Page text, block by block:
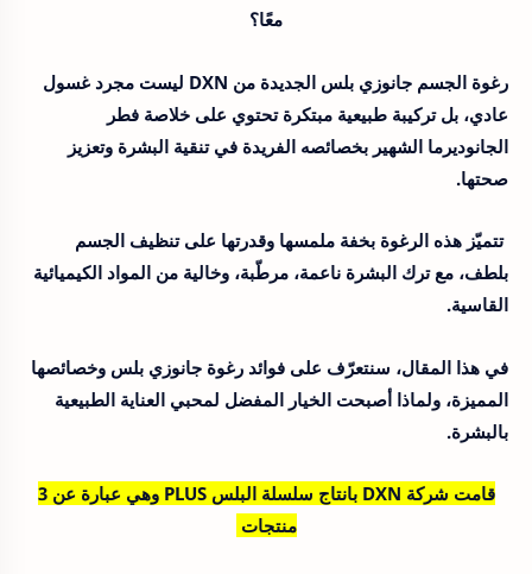
معًا؟
رغوة الجسم جانوزي بلس الجديدة من DXN ليست مجرد غسول
عادي، بل تركيبة طبيعية مبتكرة تحتوي على خلاصة فطر
الجانوديرما الشهير بخصائصه الفريدة في تنقية البشرة وتعزيز
صحتها.
تتميّز هذه الرغوة بخفة ملمسها وقدرتها على تنظيف الجسم
بلطف، مع ترك البشرة ناعمة، مرطّبة، وخالية من المواد الكيميائية
القاسية.
في هذا المقال، سنتعرّف على فوائد رغوة جانوزي بلس وخصائصها
المميزة، ولماذا أصبحت الخيار المفضل لمحبي العناية الطبيعية
بالبشرة.
قامت شركة DXN بانتاج سلسلة البلس PLUS وهي عبارة عن 3
منتجات